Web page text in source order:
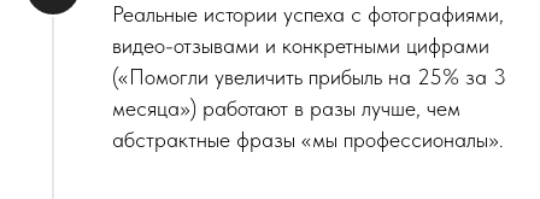
Реальные истории успеха с фотографиями,
видео-отзывами и конкретными цифрами
(«Помогли увеличить прибыль на 25% за 3
месяца») работают в разы лучше, чем
абстрактные фразы «мы профессионалы».